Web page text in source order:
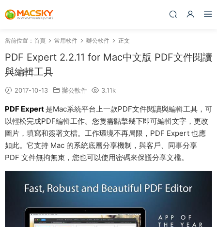
當前位置： 首頁 常用軟件 辦公軟件 正文
PDF Expert 2.2.11 for Mac中文版 PDF文件閱讀
與編輯工具
2017-10-13 辦公軟件 3.11k
PDF Expert 是Mac系統平台上一款PDF文件閱讀與編輯工具，可
以輕松完成PDF編輯工作。您隻需點擊幾下即可編輯文字，更改
圖片，填寫和簽署文檔。工作環境不再局限，PDF Expert 也應
如此。它支持 Mac 的系統底層分享機制，與客戶、同事分享
PDF 文件無拘無束，您也可以使用密碼來保護分享文檔。